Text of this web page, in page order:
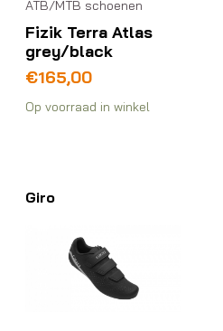
ATB/MTB schoenen
Fizik Terra Atlas
grey/black
€165,00
Op voorraad in winkel
Giro